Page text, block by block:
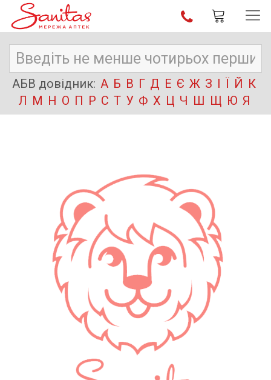
АБВ довідник: А Б В Г Д Е Є Ж З І Ї Й К
Л М Н О П Р С Т У Ф Х Ц Ч Ш Щ Ю Я